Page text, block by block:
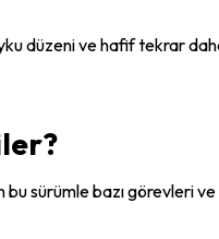
düzeni ve hafif tekrar
sürümle bazı görevleri